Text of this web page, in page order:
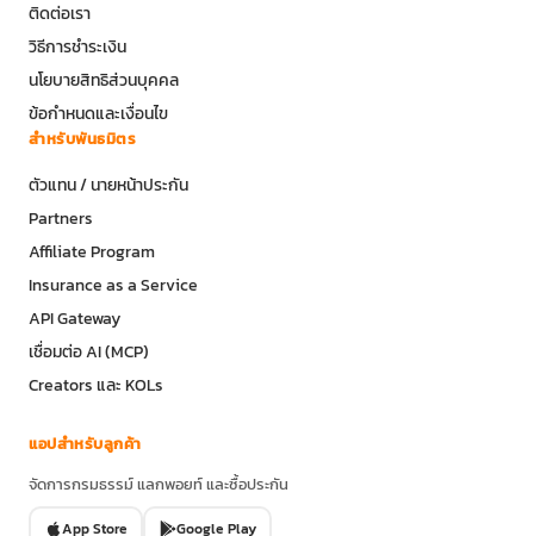
ติดต่อเรา
วิธีการชำระเงิน
นโยบายสิทธิส่วนบุคคล
ข้อกำหนดและเงื่อนไข
สำหรับพันธมิตร
ตัวแทน / นายหน้าประกัน
Partners
Affiliate Program
Insurance as a Service
API Gateway
เชื่อมต่อ AI (MCP)
Creators และ KOLs
แอปสำหรับลูกค้า
จัดการกรมธรรม์ แลกพอยท์ และซื้อประกัน
App Store Google Play